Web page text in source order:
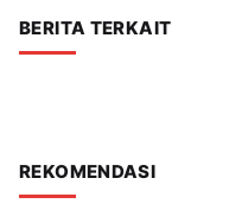
BERITA TERKAIT
REKOMENDASI